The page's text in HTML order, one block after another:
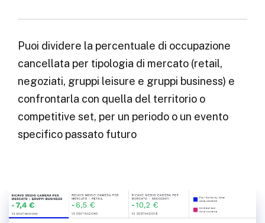
Puoi dividere la percentuale di occupazione
cancellata per tipologia di mercato (retail,
negoziati, gruppi leisure e gruppi business) e
confrontarla con quella del territorio o
competitive set, per un periodo o un evento
specifico passato futuro